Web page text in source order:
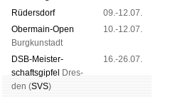
Rüders­dorf
09.-12.07.
Ober­main-Open
Burg­kun­stadt
10.-12.07.
DSB-Meister­
schafts­gipfel
Dres­
den (SVS)
16.-26.07.